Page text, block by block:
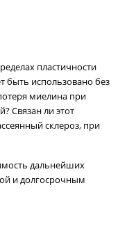
пластичности
быть использовано без
миелина при
Связан ли этот
склероз, при
дальнейших
и долгосрочным